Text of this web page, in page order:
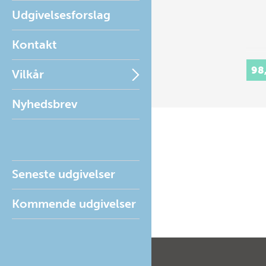
Udgivelsesforslag
Kontakt
Vilkår
Nyhedsbrev
Seneste udgivelser
Kommende udgivelser